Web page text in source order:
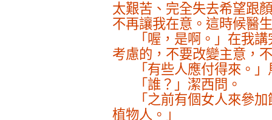
太艱苦、完全失去希望跟
不再讓我在意。這時候醫
「喔，是啊。」在我
考慮的，不要改變主意，
「有些人應付得來。
「誰？」潔西問。
「之前有個女人來參
植物人。」